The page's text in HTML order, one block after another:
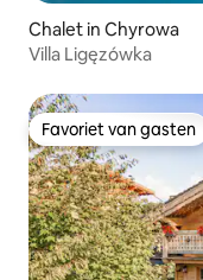
Chalet in Chyrowa
Villa Ligęzówka
Favoriet van gasten
Favoriet van gasten